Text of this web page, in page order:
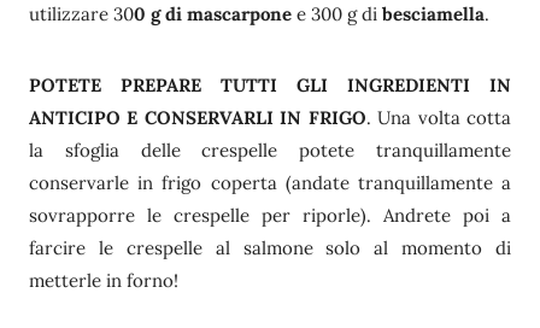
utilizzare 300 g di mascarpone e 300 g di besciamella.
POTETE PREPARE TUTTI GLI INGREDIENTI IN
ANTICIPO E CONSERVARLI IN FRIGO. Una volta cotta
la sfoglia delle crespelle potete tranquillamente
conservarle in frigo coperta (andate tranquillamente a
sovrapporre le crespelle per riporle). Andrete poi a
farcire le crespelle al salmone solo al momento di
metterle in forno!